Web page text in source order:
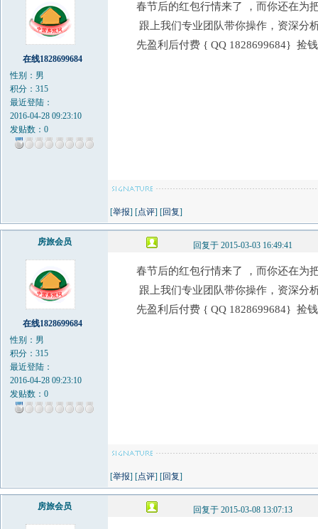
在线1828699684
性别：男
积分：315
最近登陆：
2016-04-28 09:23:10
发贴数：0
春节后的红包行情来了 ，而你还在为
跟上我们专业团队带你操作，资深分
先盈利后付费 { QQ 1828699684} 捡
[举报] [点评] [回复]
房旅会员 回复于 2015-03-03 16:49:41
在线1828699684
性别：男
积分：315
最近登陆：
2016-04-28 09:23:10
发贴数：0
春节后的红包行情来了 ，而你还在为
跟上我们专业团队带你操作，资深分
先盈利后付费 { QQ 1828699684} 捡
[举报] [点评] [回复]
房旅会员 回复于 2015-03-08 13:07:13